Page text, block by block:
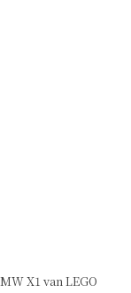
X1 van LEGO